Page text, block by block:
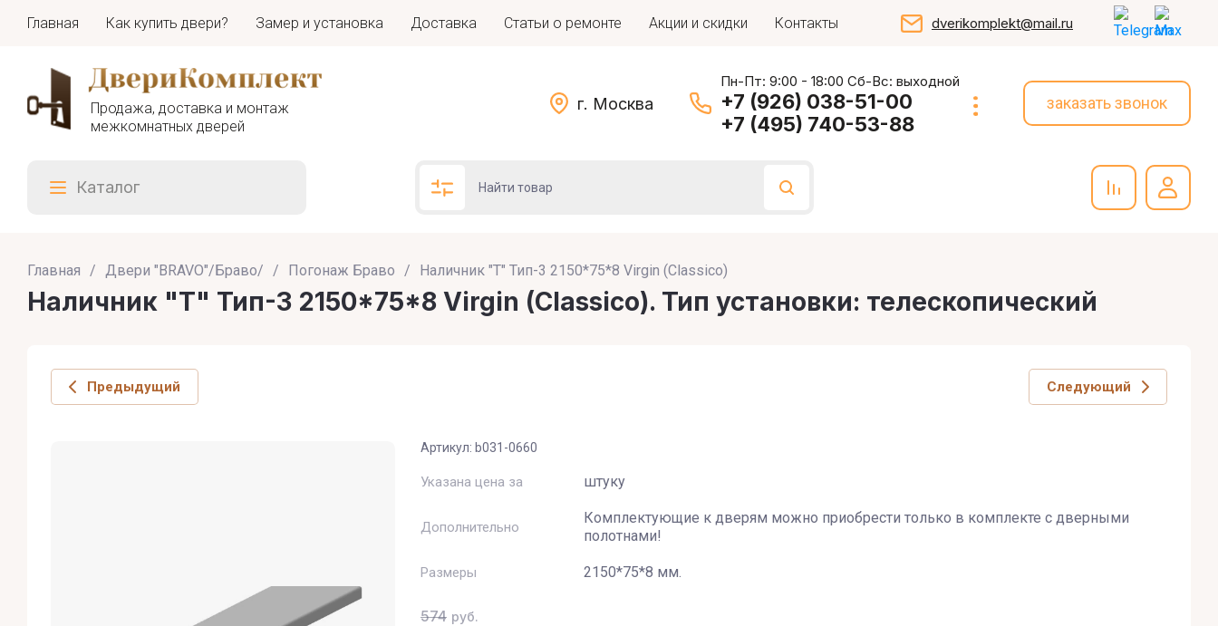
Главная Как купить двери? Замер и установка Доставка Статьи о ремонте Акции и скидки Контакты dverikomplekt@mail.ru
Продажа, доставка и монтаж
межкомнатных дверей
г. Москва
Пн-Пт: 9:00 - 18:00 Сб-Вс: выходной
+7 (926) 038-51-00
+7 (495) 740-53-88
заказать звонок
Каталог
Подбор по параметрам
Название:
Выберите категорию
Главная / Двери "BRAVO"/Браво/ / Погонаж Браво / Наличник "Т" Тип-3 2150*75*8 Virgin (Classico)
Наличник "Т" Тип-3 2150*75*8 Virgin (Classico). Тип установки: телескопический
Предыдущий Следующий
Артикул: b031-0660
Указана цена за штуку
Дополнительно
Комплектующие к дверям можно приобрести только в комплекте с дверными
полотнами!
Размеры 2150*75*8 мм.
574 руб.